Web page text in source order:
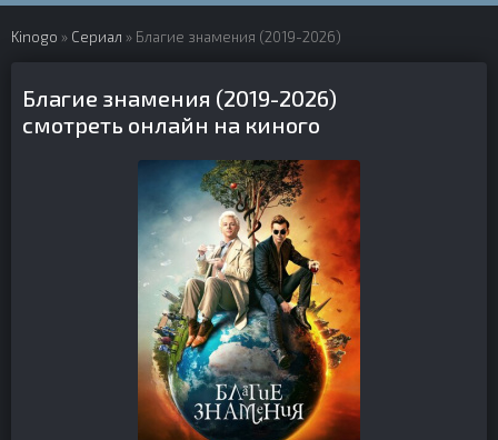
Kinogo » Сериал » Благие знамения (2019-2026)
Благие знамения (2019-2026)
смотреть онлайн на киного